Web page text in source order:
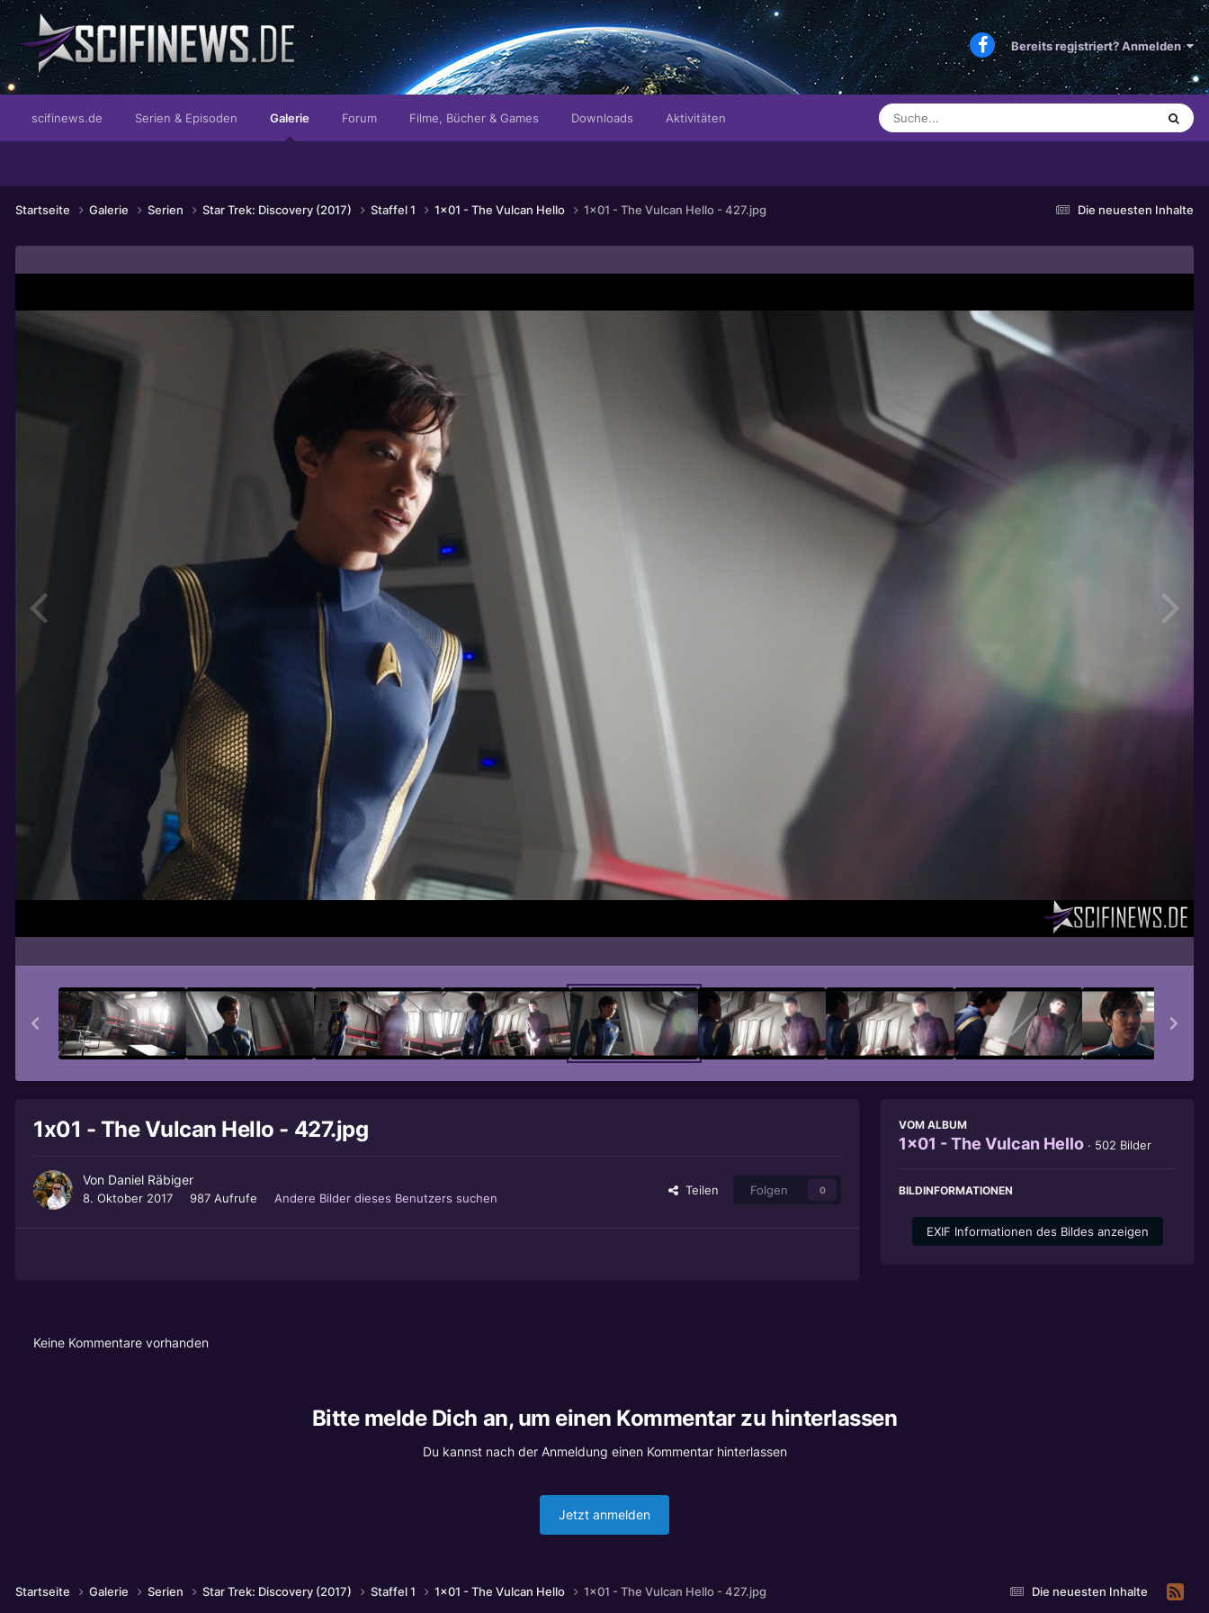
Bereits registriert? Anmelden
scifinews.de Serien & Episoden Galerie Forum Filme, Bücher & Games Downloads Aktivitäten
Die neuesten Inhalte
Startseite Galerie Serien Star Trek: Discovery (2017) Staffel 1 1x01 - The Vulcan Hello 1x01 - The Vulcan Hello - 427.jpg
1x01 - The Vulcan Hello - 427.jpg
Von Daniel Räbiger
8. Oktober 2017 987 Aufrufe Andere Bilder dieses Benutzers suchen
Teilen Folgen 0
VOM ALBUM
1x01 - The Vulcan Hello · 502 Bilder
BILDINFORMATIONEN
EXIF Informationen des Bildes anzeigen
Keine Kommentare vorhanden
Bitte melde Dich an, um einen Kommentar zu hinterlassen
Du kannst nach der Anmeldung einen Kommentar hinterlassen
Jetzt anmelden
Die neuesten Inhalte
Startseite Galerie Serien Star Trek: Discovery (2017) Staffel 1 1x01 - The Vulcan Hello 1x01 - The Vulcan Hello - 427.jpg